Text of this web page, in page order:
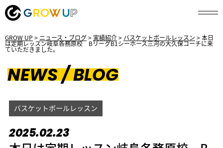
GROW UP > ニュース・ブログ>実績紹介> バスケットボールレッスン >本日
は定期レッスン岐阜各務原校 BリーグB1シーホース三河の大久保コーチに来
ていただきました。
NEWS / BLOG
バスケットボールレッスン
2025.02.23